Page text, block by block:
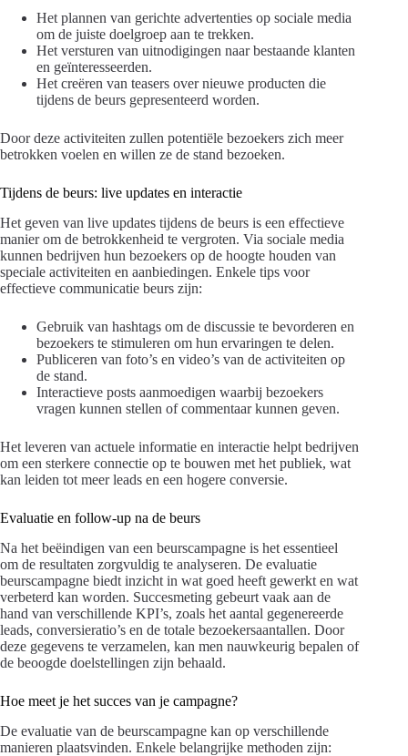
Het plannen van gerichte advertenties op sociale media
om de juiste doelgroep aan te trekken.
Het versturen van uitnodigingen naar bestaande klanten
en geïnteresseerden.
Het creëren van teasers over nieuwe producten die
tijdens de beurs gepresenteerd worden.
Door deze activiteiten zullen potentiële bezoekers zich meer
betrokken voelen en willen ze de stand bezoeken.
Tijdens de beurs: live updates en interactie
Het geven van live updates tijdens de beurs is een effectieve
manier om de betrokkenheid te vergroten. Via sociale media
kunnen bedrijven hun bezoekers op de hoogte houden van
speciale activiteiten en aanbiedingen. Enkele tips voor
effectieve communicatie beurs zijn:
Gebruik van hashtags om de discussie te bevorderen en
bezoekers te stimuleren om hun ervaringen te delen.
Publiceren van foto’s en video’s van de activiteiten op
de stand.
Interactieve posts aanmoedigen waarbij bezoekers
vragen kunnen stellen of commentaar kunnen geven.
Het leveren van actuele informatie en interactie helpt bedrijven
om een sterkere connectie op te bouwen met het publiek, wat
kan leiden tot meer leads en een hogere conversie.
Evaluatie en follow-up na de beurs
Na het beëindigen van een beurscampagne is het essentieel
om de resultaten zorgvuldig te analyseren. De evaluatie
beurscampagne biedt inzicht in wat goed heeft gewerkt en wat
verbeterd kan worden. Succesmeting gebeurt vaak aan de
hand van verschillende KPI’s, zoals het aantal gegenereerde
leads, conversieratio’s en de totale bezoekersaantallen. Door
deze gegevens te verzamelen, kan men nauwkeurig bepalen of
de beoogde doelstellingen zijn behaald.
Hoe meet je het succes van je campagne?
De evaluatie van de beurscampagne kan op verschillende
manieren plaatsvinden. Enkele belangrijke methoden zijn: